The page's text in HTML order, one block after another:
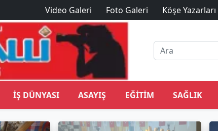
Video Galeri Foto Galeri Köşe Yazarları
İŞ DÜNYASI ASAYIŞ EĞITIM SAĞLIK